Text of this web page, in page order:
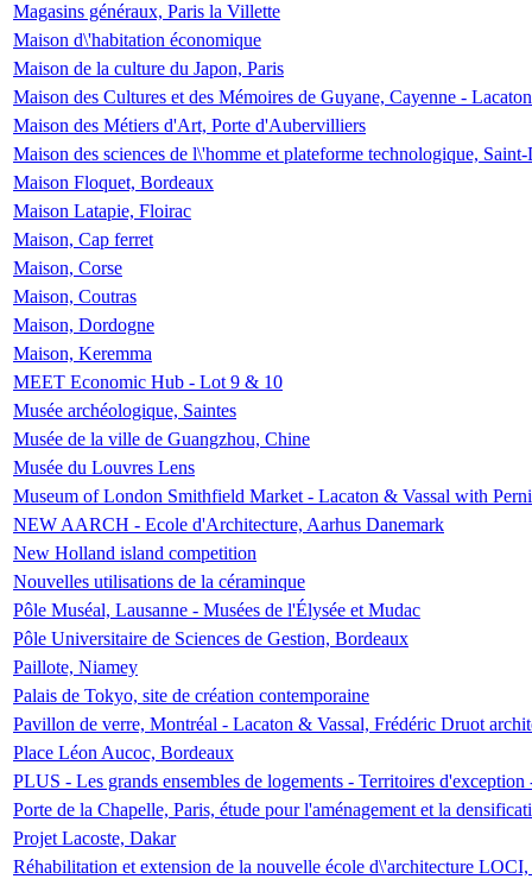
Magasins généraux, Paris la Villette
Maison d\'habitation économique
Maison de la culture du Japon, Paris
Maison des Cultures et des Mémoires de Guyane, Cayenne -
Maison des Métiers d'Art, Porte d'Aubervilliers
Maison des sciences de l\'homme et plateforme technologique,
Maison Floquet, Bordeaux
Maison Latapie, Floirac
Maison, Cap ferret
Maison, Corse
Maison, Coutras
Maison, Dordogne
Maison, Keremma
MEET Economic Hub - Lot 9 & 10
Musée archéologique, Saintes
Musée de la ville de Guangzhou, Chine
Musée du Louvres Lens
Museum of London Smithfield Market - Lacaton & Vassal with
NEW AARCH - Ecole d'Architecture, Aarhus Danemark
New Holland island competition
Nouvelles utilisations de la céraminque
Pôle Muséal, Lausanne - Musées de l'Élysée et Mudac
Pôle Universitaire de Sciences de Gestion, Bordeaux
Paillote, Niamey
Palais de Tokyo, site de création contemporaine
Pavillon de verre, Montréal - Lacaton & Vassal, Frédéric Druot
Place Léon Aucoc, Bordeaux
PLUS - Les grands ensembles de logements - Territoires
Porte de la Chapelle, Paris, étude pour l'aménagement et la
Projet Lacoste, Dakar
Réhabilitation et extension de la nouvelle école d\'architecture